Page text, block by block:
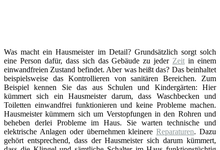
Was macht ein Hausmeister im Detail? Grundsätzlich sorgt solch
eine Person dafür, dass sich das Gebäude zu jeder Zeit in einem
einwandfreien Zustand befindet. Aber was heißt das? Das beinhaltet
beispielsweise das Kontrollieren von sanitären Bereichen. Zum
Beispiel kennen Sie das aus Schulen und Kindergärten: Hier
kümmert sich ein Hausmeister darum, dass Waschbecken und
Toiletten einwandfrei funktionieren und keine Probleme machen.
Hausmeister kümmern sich um Verstopfungen in den Rohren und
beheben derlei Probleme im Haus. Sie warten technische und
elektrische Anlagen oder übernehmen kleinereReparaturen. Dazu
gehört entsprechend, dass der Hausmeister sich darum kümmert,